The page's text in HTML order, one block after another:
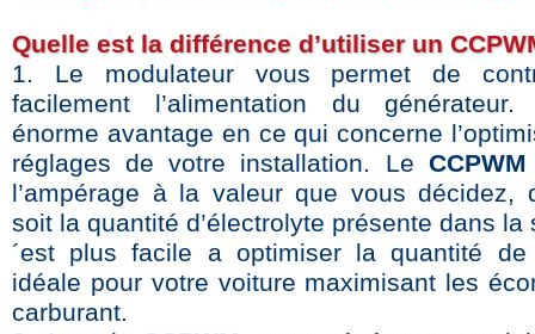
Quelle est la différence d’utiliser un
1. Le modulateur vous permet de
facilement l’alimentation du
énorme avantage en ce qui concerne
réglages de votre installation. Le CCPWM
l’ampérage à la valeur que vous décidez,
soit la quantité d’électrolyte présente dans la
´est plus facile a optimiser la quantité de
idéale pour votre voiture maximisant les
carburant.